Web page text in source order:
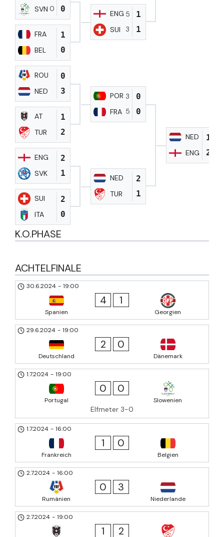
SVN 0
0
FRA
BEL
1
0
ROU
NED
0
3
AT
TUR
1
2
ENG
SVK
2
1
SUI
ITA
2
0
ENG
SUI
5
3
1
1
POR
FRA
3
5
0
0
NED
TUR
2
1
NED
ENG
1
2
K.O.PHASE
ACHTELFINALE
30.6.2024 - 19:00
Spanien
4 1
Georgien
29.6.2024 - 19:00
Deutschland
2 0
Dänemark
1.7.2024 - 19:00
Portugal
0 0
Slowenien
Elfmeter 3-0
1.7.2024 - 16:00
Frankreich
1 0
Belgien
2.7.2024 - 16:00
Rumänien
0 3
Niederlande
2.7.2024 - 19:00
1 2